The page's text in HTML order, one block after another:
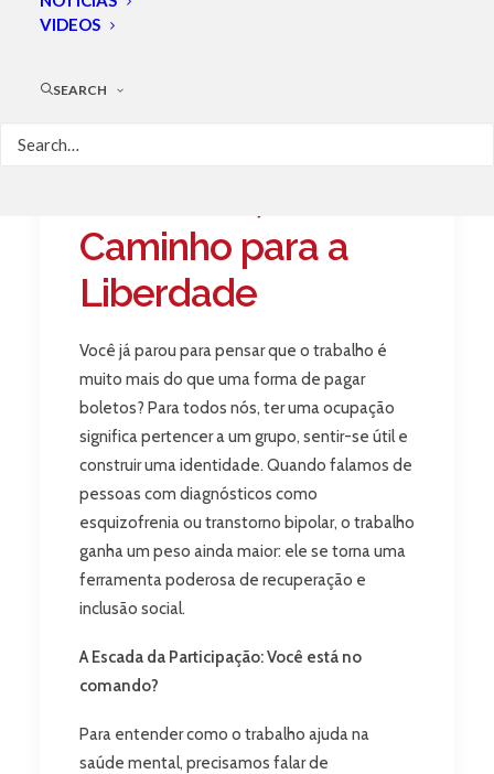
VIDEOS
SEARCHTrabalho e Saúde
Caminho para a
Liberdade
Você já parou para pensar que o trabalho é
muito mais do que uma forma de pagar
boletos? Para todos nós, ter uma ocupação
significa pertencer a um grupo, sentir-se útil e
construir uma identidade. Quando falamos de
pessoas com diagnósticos como
esquizofrenia ou transtorno bipolar, o trabalho
ganha um peso ainda maior: ele se torna uma
ferramenta poderosa de recuperação e
inclusão social.
A Escada da Participação: Você está no
comando?
Para entender como o trabalho ajuda na
saúde mental, precisamos falar de